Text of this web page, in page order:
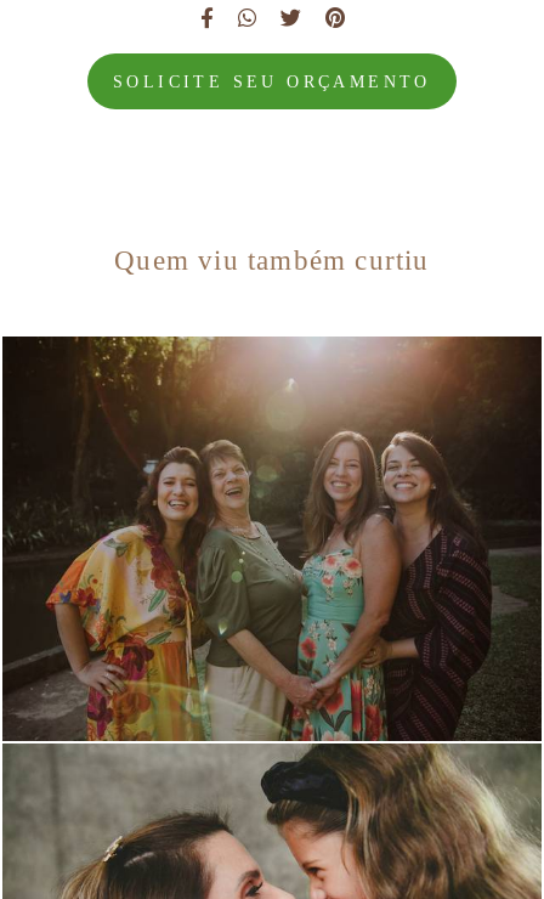
SOLICITE SEU ORÇAMENTO
Quem viu também curtiu
3238 12